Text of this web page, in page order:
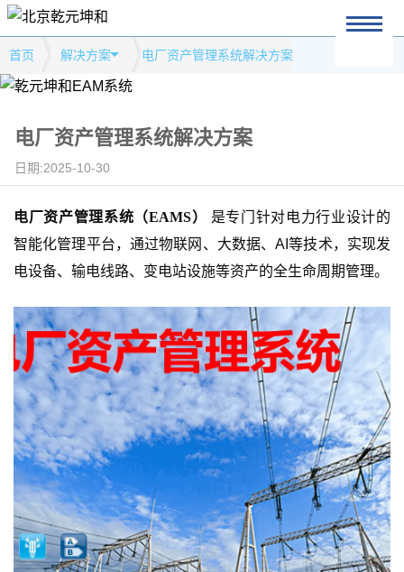
首页 解决方案 电厂资产管理系统解决方案
电厂资产管理系统解决方案
日期:2025-10-30
电厂资产管理系统（EAMS）
是专门针对电力行业设计的
智能化管理平台，通过物联网、大数据、AI等技术，实现发
电设备、输电线路、变电站设施等资产的全生命周期管理。